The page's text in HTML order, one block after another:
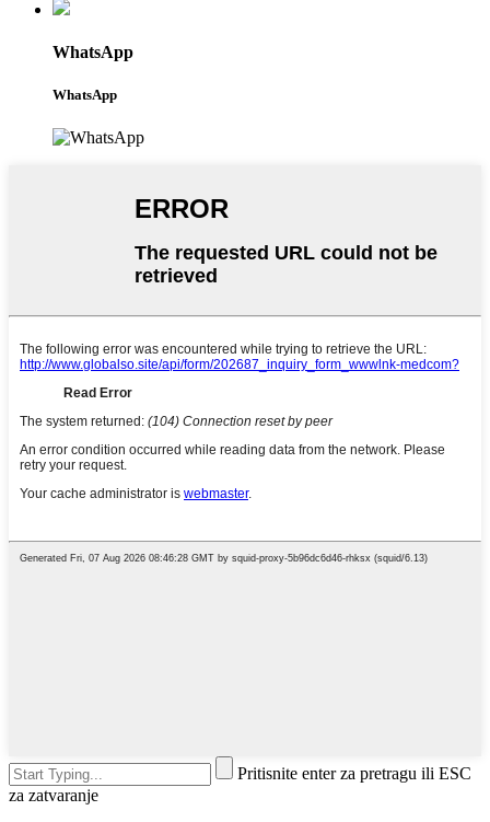
WhatsApp
WhatsApp
Pritisnite enter za pretragu ili ESC
za zatvaranje